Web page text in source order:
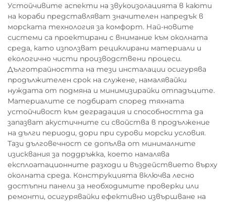
Устойчивите аспекти на звукоизолацията в каюти
на кораби представляват значителен напредък в
морската технология за комфорт. Най-новите
системи са проектирани с внимание към околната
среда, като използват рециклирани материали и
екологично чисти производствени процеси.
Дълготрайността на тези инсталации осигурява
продължителен срок на служене, намалявайки
нуждата от подмяна и минимизирайки отпадъците.
Материалите се подбират според тяхната
устойчивост към деградация и способността да
запазват акустичните си свойства в продължение
на дълги периоди, дори при сурови морски условия.
Тази дълговечност се допълва от минималните
изисквания за поддръжка, което намалява
експлоатационните разходи и въздействието върху
околната среда. Конструкцията включва лесно
достъпни панели за необходимите проверки или
ремонти, осигурявайки ефективно извършване на